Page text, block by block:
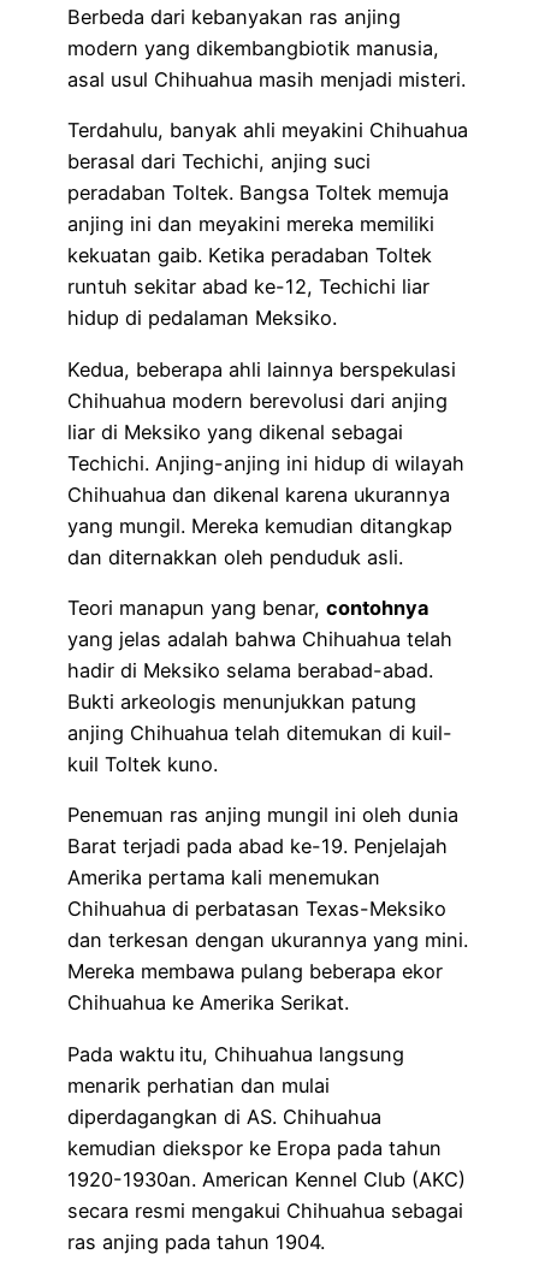
Berbeda dari kebanyakan ras anjing
modern yang dikembangbiotik manusia,
asal usul Chihuahua masih menjadi misteri.
Terdahulu, banyak ahli meyakini Chihuahua
berasal dari Techichi, anjing suci
peradaban Toltek. Bangsa Toltek memuja
anjing ini dan meyakini mereka memiliki
kekuatan gaib. Ketika peradaban Toltek
runtuh sekitar abad ke-12, Techichi liar
hidup di pedalaman Meksiko.
Kedua, beberapa ahli lainnya berspekulasi
Chihuahua modern berevolusi dari anjing
liar di Meksiko yang dikenal sebagai
Techichi. Anjing-anjing ini hidup di wilayah
Chihuahua dan dikenal karena ukurannya
yang mungil. Mereka kemudian ditangkap
dan diternakkan oleh penduduk asli.
Teori manapun yang benar, contohnya
yang jelas adalah bahwa Chihuahua telah
hadir di Meksiko selama berabad-abad.
Bukti arkeologis menunjukkan patung
anjing Chihuahua telah ditemukan di kuil-
kuil Toltek kuno.
Penemuan ras anjing mungil ini oleh dunia
Barat terjadi pada abad ke-19. Penjelajah
Amerika pertama kali menemukan
Chihuahua di perbatasan Texas-Meksiko
dan terkesan dengan ukurannya yang mini.
Mereka membawa pulang beberapa ekor
Chihuahua ke Amerika Serikat.
Pada waktu itu, Chihuahua langsung
menarik perhatian dan mulai
diperdagangkan di AS. Chihuahua
kemudian diekspor ke Eropa pada tahun
1920-1930an. American Kennel Club (AKC)
secara resmi mengakui Chihuahua sebagai
ras anjing pada tahun 1904.